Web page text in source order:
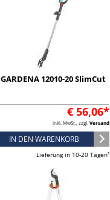
GARDENA 12010-20 SlimCut
€ 56,06*
inkl. MwSt., zzgl. Versand
IN DEN WARENKORB
Lieferung in 10-20 Tagen¹